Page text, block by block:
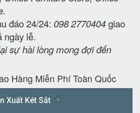
đáo 24/24: 098 2770404giao
ngày lễ.
sự hài lòng mong đợi đến
Hàng Miễn Phí Toàn Quốc